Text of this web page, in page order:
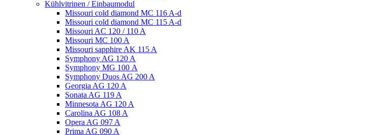
Kühlvitrinen / Einbaumodul
Missouri cold diamond MC 116 A-d
Missouri cold diamond MC 115 A-d
Missouri AC 120 / 110 A
Missouri MC 100 A
Missouri sapphire AK 115 A
Symphony AG 120 A
Symphony MG 100 А
Symphony Duos AG 200 A
Georgia AG 120 A
Sonata AG 119 A
Minnesota AG 120 A
Carolina AG 108 A
Opera AG 097 A
Prima AG 090 A